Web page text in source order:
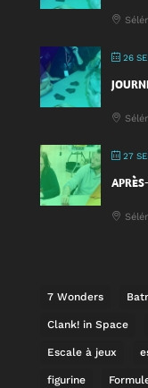
26
27
7 Wonders
Clank! in Space
Escale à jeux
figurine